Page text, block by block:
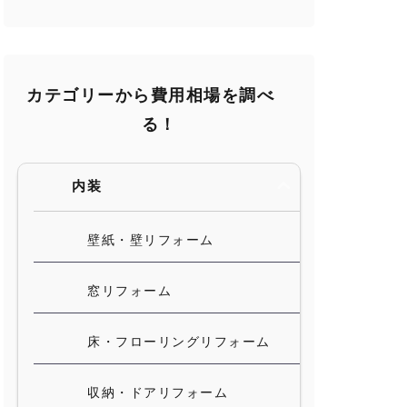
カテゴリーから費用相場を調べ
る！
内装
壁紙・壁リフォーム
窓リフォーム
床・フローリングリフォーム
収納・ドアリフォーム